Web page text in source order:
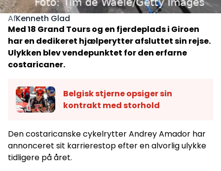
AfKenneth Glad
Med 18 Grand Tours og en fjerdeplads i Giroen
har en dedikeret hjælperytter afsluttet sin rejse.
Ulykken blev vendepunktet for den erfarne
costaricaner.
Belgisk stjerne opsiger sin
kontrakt med storhold
Den costaricanske cykelrytter Andrey Amador har
annonceret sit karrierestop efter en alvorlig ulykke
tidligere på året.